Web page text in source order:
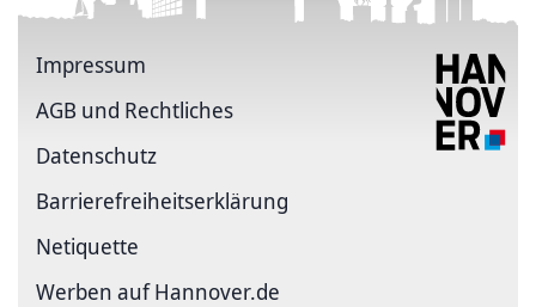
Impressum
AGB und Rechtliches
Datenschutz
Barriere­freiheits­erklärung
Netiquette
Werben auf Hannover.de